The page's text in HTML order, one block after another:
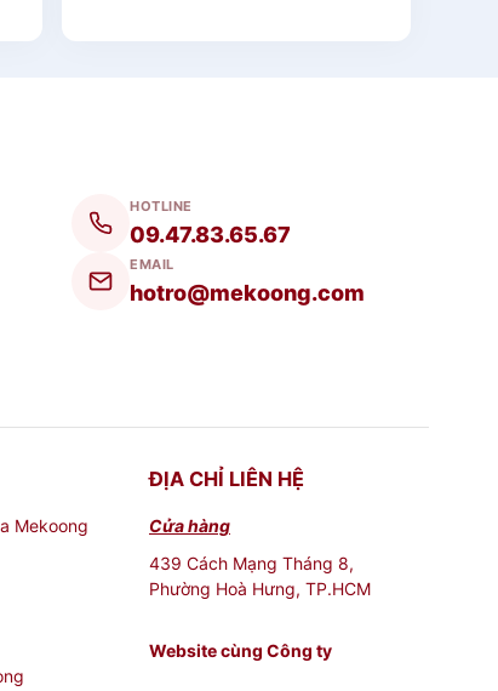
HOTLINE
09.47.83.65.67
EMAIL
hotro@mekoong.com
Mekoong
ĐỊA CHỈ LIÊN HỆ
Cửa hàng
439 Cách Mạng Tháng 8,
Phường Hoà Hưng, TP.HCM
Website cùng Công ty